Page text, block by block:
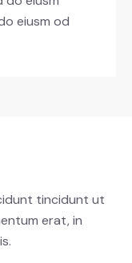
eiusm od
tincidunt ut
erat, in